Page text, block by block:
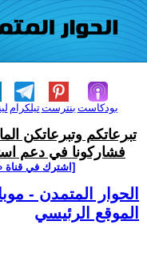
تيلكرامبنترست بودكاست
تبرعاتكم وتبرعاتكن
فشاركونا في دعم
[اشترك في قناة
الحوار المتمدن -
الموقع الرئيسي